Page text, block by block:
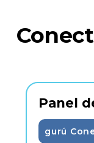
Panel
gurú